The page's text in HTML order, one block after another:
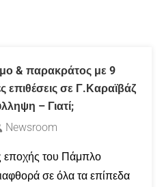
& παρακράτος με 9
επιθέσεις σε Γ.Καραϊβάζ
– Γιατί;
Newsroom
εποχής του Πάμπλο
σε όλα τα επίπεδα